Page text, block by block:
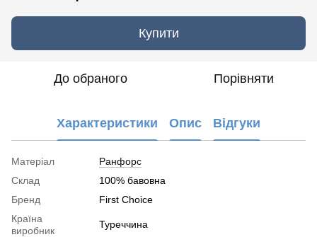
Купити
До обраного Порівняти
Характеристики Опис Відгуки
Матеріал
Ранфорс
Склад
100% бавовна
Бренд
First Choice
Країна
виробник
Туреччина